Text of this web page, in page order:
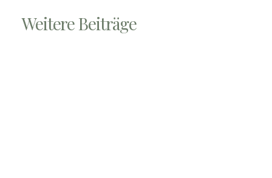
Weitere Beiträge